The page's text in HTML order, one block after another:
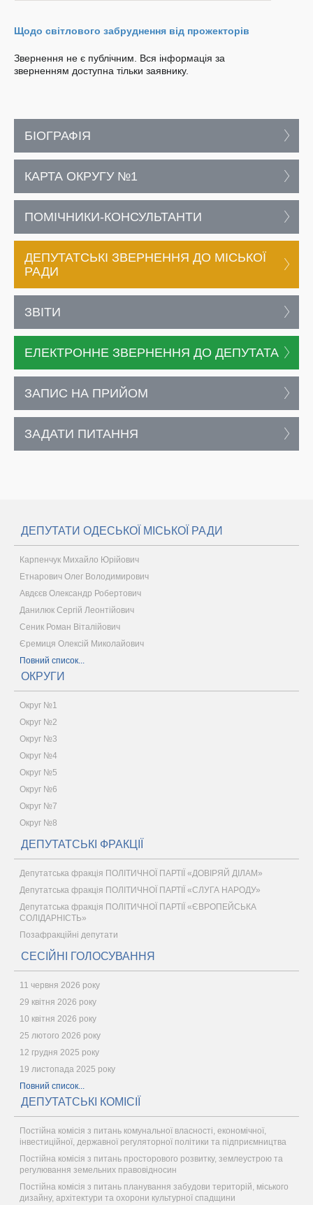
Щодо світлового забруднення від прожекторів
Звернення не є публічним. Вся інформація за
зверненням доступна тільки заявнику.
БІОГРАФІЯ
КАРТА ОКРУГУ №1
ПОМІЧНИКИ-КОНСУЛЬТАНТИ
ДЕПУТАТСЬКІ ЗВЕРНЕННЯ ДО МІСЬКОЇ
РАДИ
ЗВІТИ
ЕЛЕКТРОННЕ ЗВЕРНЕННЯ ДО ДЕПУТАТА
ЗАПИС НА ПРИЙОМ
ЗАДАТИ ПИТАННЯ
ДЕПУТАТИ ОДЕСЬКОЇ МІСЬКОЇ РАДИ
Карпенчук Михайло Юрійович
Етнарович Олег Володимирович
Авдєєв Олександр Робертович
Данилюк Сергій Леонтійович
Сеник Роман Віталійович
Єремиця Олексій Миколайович
Повний список...
ОКРУГИ
Округ №1
Округ №2
Округ №3
Округ №4
Округ №5
Округ №6
Округ №7
Округ №8
ДЕПУТАТСЬКІ ФРАКЦІЇ
Депутатська фракція ПОЛІТИЧНОЇ ПАРТІЇ «ДОВІРЯЙ ДІЛАМ»
Депутатська фракція ПОЛІТИЧНОЇ ПАРТІЇ «СЛУГА НАРОДУ»
Депутатська фракція ПОЛІТИЧНОЇ ПАРТІЇ «ЄВРОПЕЙСЬКА
СОЛІДАРНІСТЬ»
Позафракційні депутати
СЕСІЙНІ ГОЛОСУВАННЯ
11 червня 2026 року
29 квітня 2026 року
10 квітня 2026 року
25 лютого 2026 року
12 грудня 2025 року
19 листопада 2025 року
Повний список...
ДЕПУТАТСЬКІ КОМІСІЇ
Постійна комісія з питань комунальної власності, економічної,
інвестиційної, державної регуляторної політики та підприємництва
Постійна комісія з питань просторового розвитку, землеустрою та
регулювання земельних правовідносин
Постійна комісія з питань планування забудови територій, міського
дизайну, архітектури та охорони культурної спадщини